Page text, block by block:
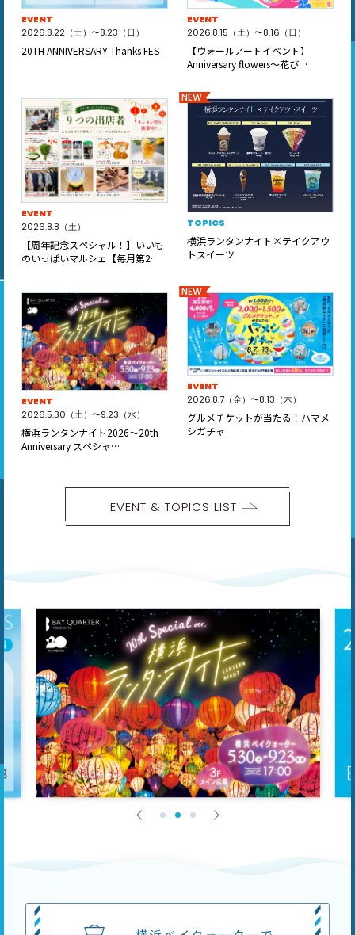
EVENT
2026.8.22（土）〜8.23（日）
20TH ANNIVERSARY Thanks FES
EVENT
2026.8.15（土）〜8.16（日）
【ウォールアートイベント】
Anniversary flowers～花び…
EVENT
2026.8.8（土）
【周年記念スペシャル！】いいも
のいっぱいマルシェ【毎月第2土
NEW
TOPICS
横浜ランタンナイト×テイクアウ
トスイーツ
EVENT
2026.5.30（土）〜9.23（水）
横浜ランタンナイト2026～20th
Anniversary スペシャ…
NEW
EVENT
2026.8.7（金）〜8.13（木）
グルメチケットが当たる！ハマメ
シガチャ
EVENT & TOPICS LIST